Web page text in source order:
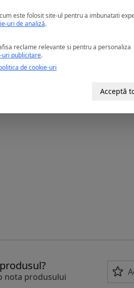
nota produsului
este folosit site-ul pentru a imbunatati
uri de analiză.
reclame relevante si pentru a personaliza
uri publicitare.
de cookie-uri
Acceptă